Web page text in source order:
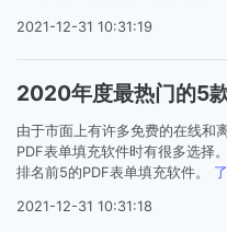
2021-12-31 10:31:19
2020年度最热门的5
由于市面上有许多免费的在线和
PDF表单填充软件时有很多选择
排名前5的PDF表单填充软件。
2021-12-31 10:31:18